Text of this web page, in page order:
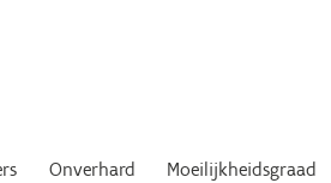
Onverhard Moeilijkheidsgraad